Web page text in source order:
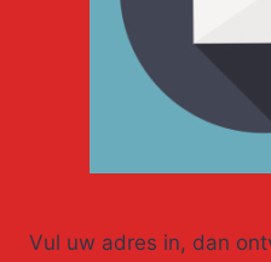
Vul uw adres in, dan